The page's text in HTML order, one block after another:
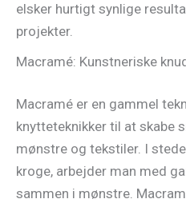
elsker hurtigt synlige
projekter.
Macramé: Kunstneriske
Macramé er en gammel
knytteteknikker til at skabe
mønstre og tekstiler. I
kroge, arbejder man med
sammen i mønstre.